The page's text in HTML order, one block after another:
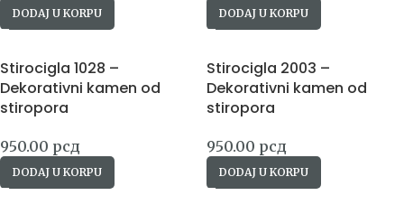
DODAJ U KORPU DODAJ U KORPU
Stirocigla 1028 –
Dekorativni kamen od
stiropora
950.00 рсд
DODAJ U KORPU
Stirocigla 2003 –
Dekorativni kamen od
stiropora
950.00 рсд
DODAJ U KORPU